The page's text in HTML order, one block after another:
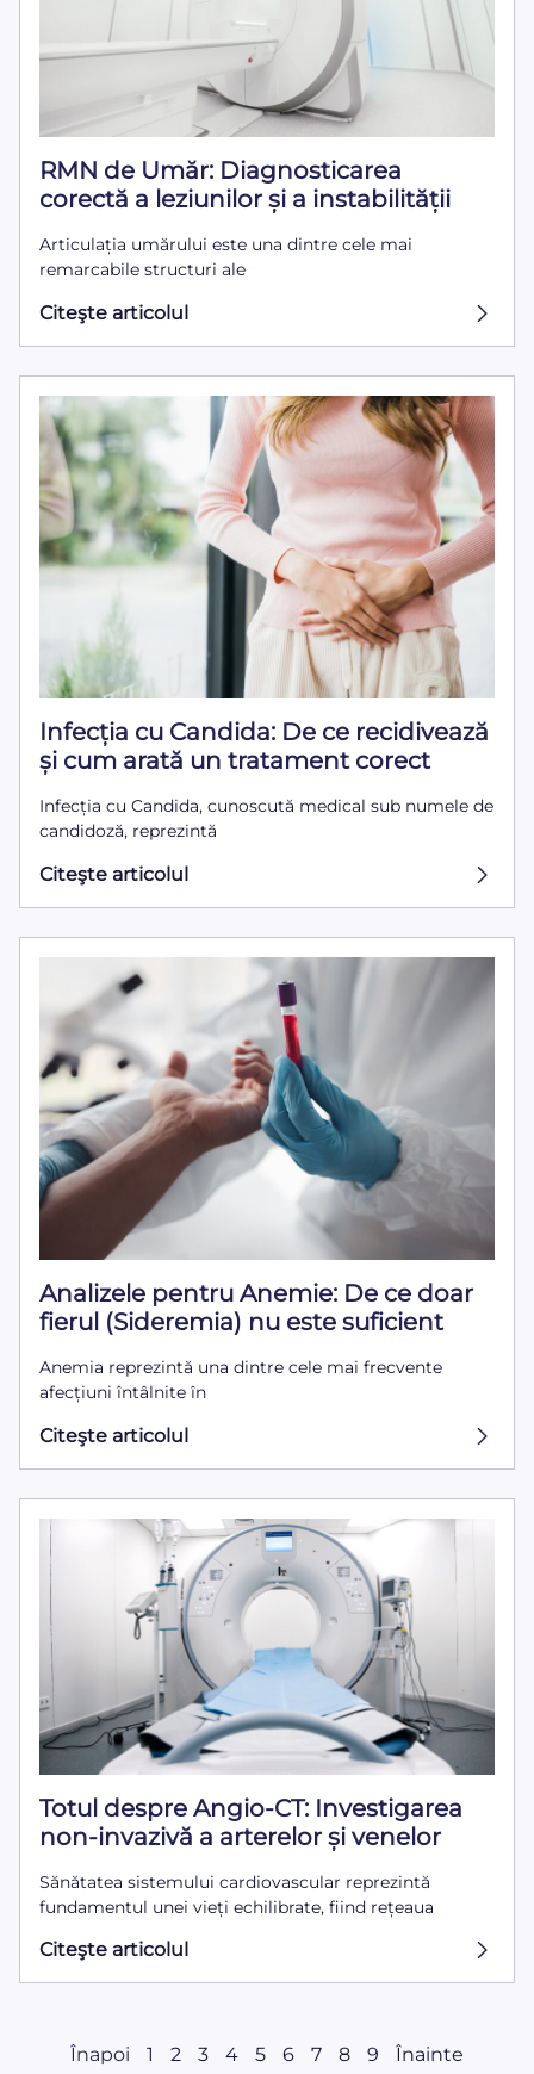
RMN de Umăr: Diagnosticarea
corectă a leziunilor și a instabilității
Articulația umărului este una dintre cele mai
remarcabile structuri ale
Citeşte articolul
Infecția cu Candida: De ce recidivează
și cum arată un tratament corect
Infecția cu Candida, cunoscută medical sub numele de
candidoză, reprezintă
Citeşte articolul
Analizele pentru Anemie: De ce doar
fierul (Sideremia) nu este suficient
Anemia reprezintă una dintre cele mai frecvente
afecțiuni întâlnite în
Citeşte articolul
Totul despre Angio-CT: Investigarea
non-invazivă a arterelor și venelor
Sănătatea sistemului cardiovascular reprezintă
fundamentul unei vieți echilibrate, fiind rețeaua
Citeşte articolul
Înapoi 1 2 3 4 5 6 7 8 9 Înainte